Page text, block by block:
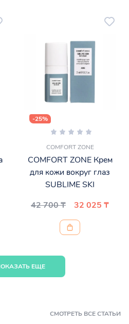
-25%
COMFORT ZONE
COMFORT ZONE Крем
для кожи вокруг глаз
SUBLIME SKI
42 700 ₸
32 025 ₸
ЕЩЕ
СМОТРЕТЬ ВСЕ СТАТЬИ